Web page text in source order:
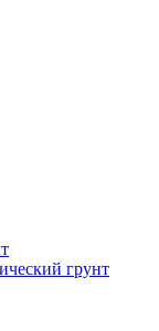
грунт